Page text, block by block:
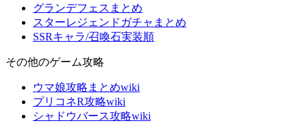
グランデフェスまとめ
スターレジェンドガチャまとめ
SSRキャラ/召喚石実装順
その他のゲーム攻略
ウマ娘攻略まとめwiki
プリコネR攻略wiki
シャドウバース攻略wiki